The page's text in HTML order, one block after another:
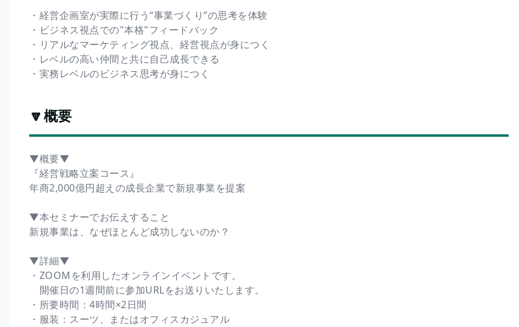
・経営企画室が実際に行う“事業づくり”の思考を体験
・ビジネス視点での"本格"フィードバック
・リアルなマーケティング視点、経営視点が身につく
・レベルの高い仲間と共に自己成長できる
・実務レベルのビジネス思考が身につく
🔽概要
▼概要▼
『経営戦略立案コース』
年商2,000億円超えの成長企業で新規事業を提案
▼本セミナーでお伝えすること
新規事業は、なぜほとんど成功しないのか？
▼詳細▼
・ZOOMを利用したオンラインイベントです。
開催日の1週間前に参加URLをお送りいたします。
・所要時間：4時間×2日間
・服装：スーツ、またはオフィスカジュアル